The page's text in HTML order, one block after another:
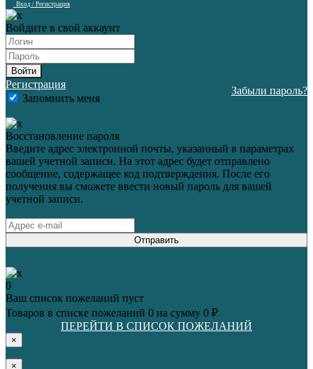
Вход / Регистрация
Войдите в свой аккаунт
Войти
Регистрация
Запомнить меня
Забыли пароль?
Восстановление пароля
Введите адрес электронной почты, указанный в параметрах
вашей учетной записи. На этот адрес будет отправлено
сообщение, содержащее код подтверждения. После его
получения вы сможете ввести новый пароль для вашей
учетной записи.
Отправить
0
Ваш список пожеланий пуст
Товаров в списке пожеланий 0 на сумму 0 ₽
ПЕРЕЙТИ В СПИСОК ПОЖЕЛАНИЙ
×
×